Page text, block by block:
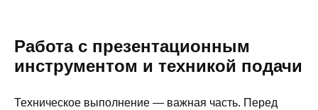
Работа с презентационным
инструментом и техникой подачи
Техническое выполнение — важная часть. Перед